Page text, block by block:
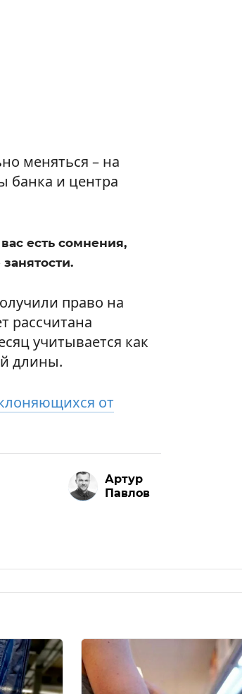
меняться – на
банка и центра
есть сомнения,
право на
рассчитана
учитывается как
длины.
от
Артур
Павлов